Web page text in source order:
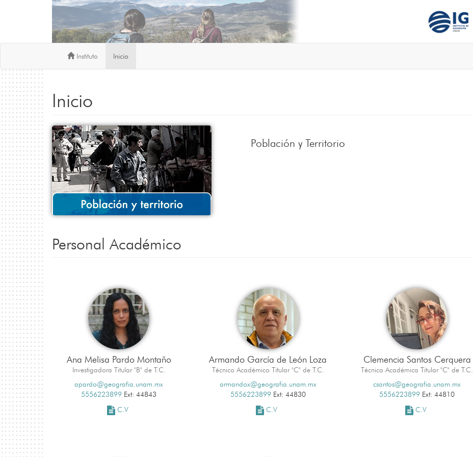
Instituto Inicio
Inicio
Población y Territorio
Personal Académico
Ana Melisa Pardo Montaño
Investigadora Titular "B" de T.C.
apardo@geografia.unam.mx
5556223899 Ext: 44843
C.V
Armando García de León Loza
Técnico Académico Titular "C" de T.C.
armandox@geografia.unam.mx
5556223899Ext: 44830
C.V
Clemencia Santos Cerquera
Técnica Académica Titular "C" de T.C.
csantos@geografia.unam.mx
5556223899 Ext: 44810
C.V